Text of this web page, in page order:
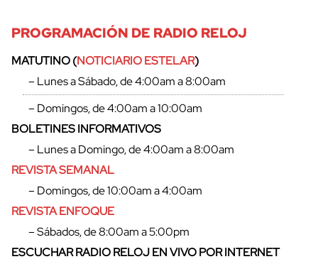
PROGRAMACIÓN DE RADIO RELOJ
MATUTINO (NOTICIARIO ESTELAR)
– Lunes a Sábado, de 4:00am a 8:00am
– Domingos, de 4:00am a 10:00am
BOLETINES INFORMATIVOS
– Lunes a Domingo, de 4:00am a 8:00am
REVISTA SEMANAL
– Domingos, de 10:00am a 4:00am
REVISTA ENFOQUE
– Sábados, de 8:00am a 5:00pm
ESCUCHAR RADIO RELOJ EN VIVO POR INTERNET